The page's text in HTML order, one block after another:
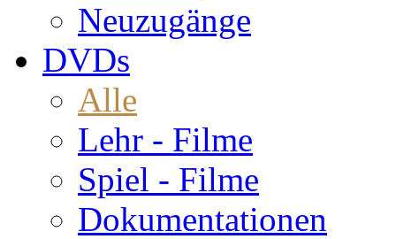
Neuzugänge
DVDs
Alle
Lehr - Filme
Spiel - Filme
Dokumentationen